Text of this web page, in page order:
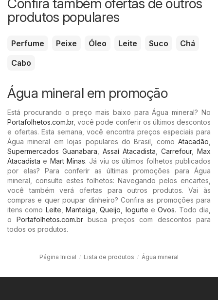
produtos populares
Perfume Peixe Óleo Leite Suco
Chá
Cabo
Água mineral em promoção
Está procurando o preço mais baixo para Água mineral? No
Portafolhetos.com.br, você pode conferir os últimos descontos
e ofertas. Esta semana, você encontra preços especiais para
Água mineral em lojas populares do Brasil, como Atacadão
Supermercados Guanabara
Assaí Atacadista Carrefour, Max
Atacadista e Mart Minas. Já viu os últimos folhetos publicados
por elas? Para conferir as últimas promoções para Água
mineral, consulte estes folhetos: Navegando pelos encartes,
você também verá ofertas para outros produtos. Vai às
compras e quer poupar dinheiro? Confira as promoções para
itens como Leite ,Manteiga ,Queijo Iogurte eOvos. Todo dia,
o Portafolhetos.com.brbusca preços com descontos para
todos os produtos.
Página Inicial Lista de produtos Água mineral